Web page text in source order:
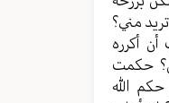
مني؟
أكرره
حكمت
الله